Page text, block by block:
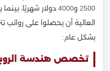
2500 و4000 دولار
بشكل عام:
تخصص هندسة